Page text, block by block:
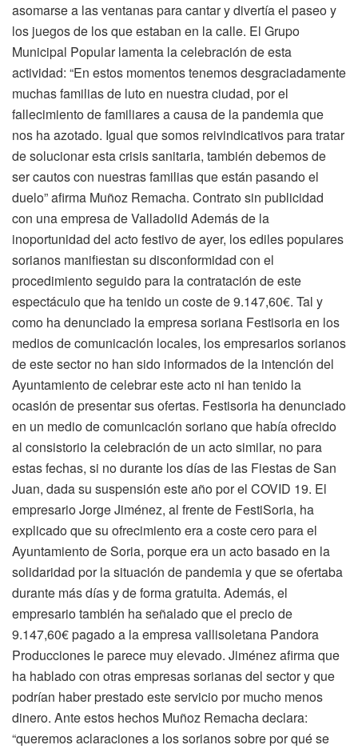
asomarse a las ventanas para cantar y divertía el paseo y
los juegos de los que estaban en la calle. El Grupo
Municipal Popular lamenta la celebración de esta
actividad: “En estos momentos tenemos desgraciadamente
muchas familias de luto en nuestra ciudad, por el
fallecimiento de familiares a causa de la pandemia que
nos ha azotado. Igual que somos reivindicativos para tratar
de solucionar esta crisis sanitaria, también debemos de
ser cautos con nuestras familias que están pasando el
duelo” afirma Muñoz Remacha. Contrato sin publicidad
con una empresa de Valladolid Además de la
inoportunidad del acto festivo de ayer, los ediles populares
sorianos manifiestan su disconformidad con el
procedimiento seguido para la contratación de este
espectáculo que ha tenido un coste de 9.147,60€. Tal y
como ha denunciado la empresa soriana Festisoria en los
medios de comunicación locales, los empresarios sorianos
de este sector no han sido informados de la intención del
Ayuntamiento de celebrar este acto ni han tenido la
ocasión de presentar sus ofertas. Festisoria ha denunciado
en un medio de comunicación soriano que había ofrecido
al consistorio la celebración de un acto similar, no para
estas fechas, si no durante los días de las Fiestas de San
Juan, dada su suspensión este año por el COVID 19. El
empresario Jorge Jiménez, al frente de FestiSoria, ha
explicado que su ofrecimiento era a coste cero para el
Ayuntamiento de Soria, porque era un acto basado en la
solidaridad por la situación de pandemia y que se ofertaba
durante más días y de forma gratuita. Además, el
empresario también ha señalado que el precio de
9.147,60€ pagado a la empresa vallisoletana Pandora
Producciones le parece muy elevado. Jiménez afirma que
ha hablado con otras empresas sorianas del sector y que
podrían haber prestado este servicio por mucho menos
dinero. Ante estos hechos Muñoz Remacha declara:
“queremos aclaraciones a los sorianos sobre por qué se